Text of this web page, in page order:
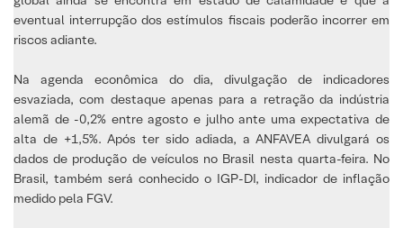
eventual interrupção dos estímulos fiscais poderão incorrer em
riscos adiante.
Na agenda econômica do dia, divulgação de indicadores
esvaziada, com destaque apenas para a retração da indústria
alemã de -0,2% entre agosto e julho ante uma expectativa de
alta de +1,5%. Após ter sido adiada, a ANFAVEA divulgará os
dados de produção de veículos no Brasil nesta quarta-feira. No
Brasil, também será conhecido o IGP-DI, indicador de inflação
medido pela FGV.